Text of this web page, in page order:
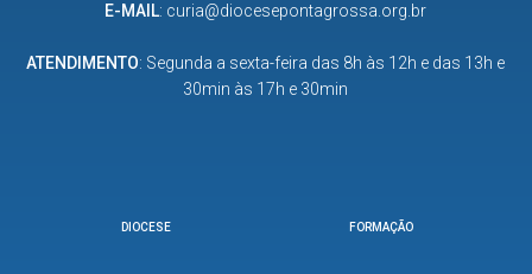
E-MAIL: curia@diocesepontagrossa.org.br
ATENDIMENTO: Segunda a sexta-feira das 8h às 12h e das 13h e
30min às 17h e 30min
DIOCESE FORMAÇÃO